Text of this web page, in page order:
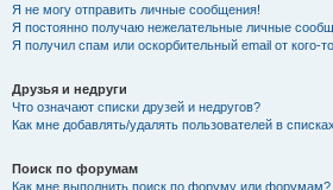
Я не могу отправить личные сообщения!
Я постоянно получаю нежелательные личные
Я получил спам или оскорбительный email от кого-
Друзья и недруги
Что означают списки друзей и недругов?
Как мне добавлять/удалять пользователей в
Поиск по форумам
Как мне выполнить поиск по форуму или форумам?